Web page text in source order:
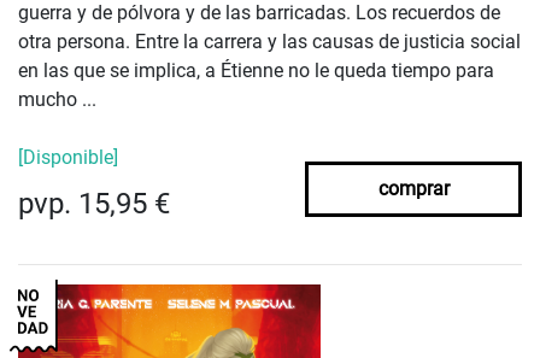
guerra y de pólvora y de las barricadas. Los recuerdos de
otra persona. Entre la carrera y las causas de justicia social
en las que se implica, a Étienne no le queda tiempo para
mucho ...
[Disponible]
pvp. 15,95 € comprar